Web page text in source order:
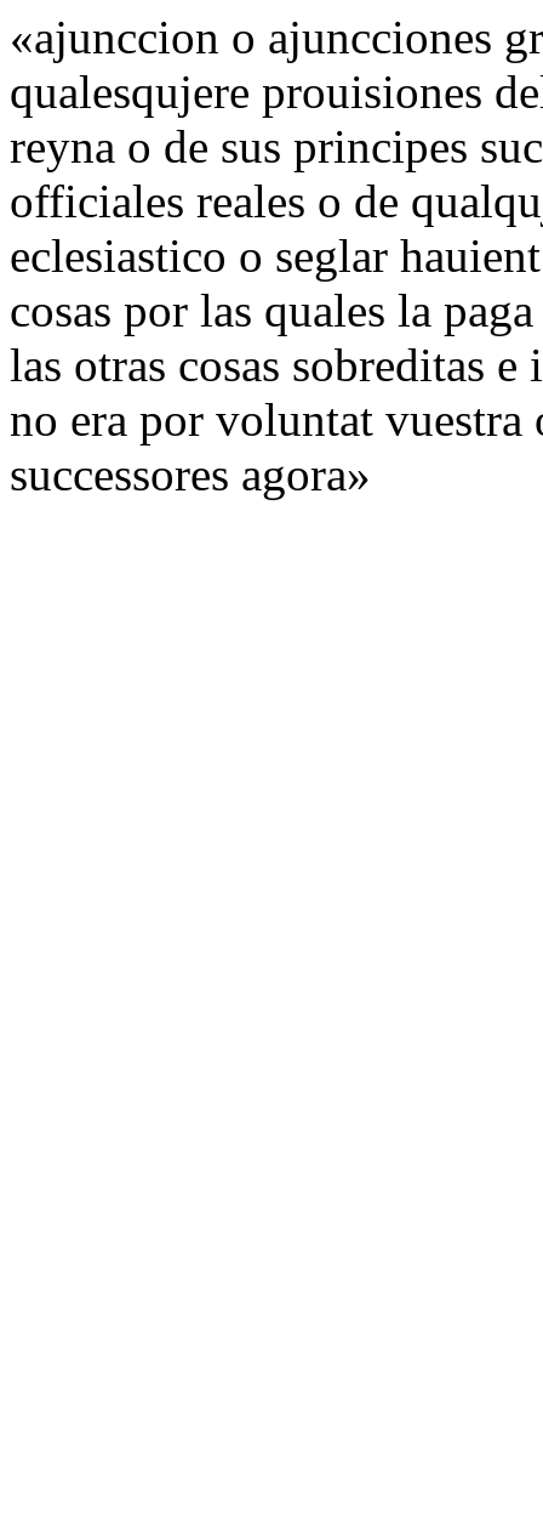
«ajunccion o ajuncciones
qualesqujere prouisiones
reyna o de sus principes
officiales reales o de
eclesiastico o seglar
cosas por las quales la
las otras cosas sobreditas
no era por voluntat vuestra
successores agora»